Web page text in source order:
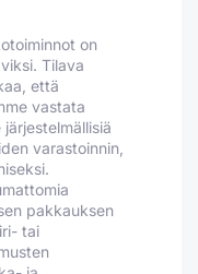
on
Tilava
että
vastata
varastoinnin,
pakkauksen
tai